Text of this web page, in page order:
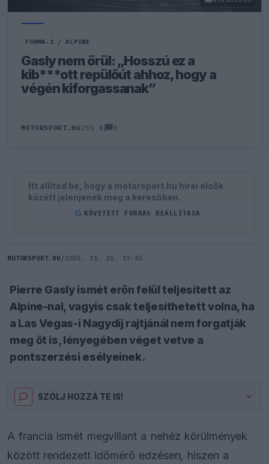
FORMA-1 / ALPINE
Gasly nem örül: „Hosszú ez a
kib***ott repülőút ahhoz, hogy a
végén kiforgassanak”
MOTORSPORT.HU 255 N 0
Itt állítsd be, hogy a motorsport.hu hírei elsők
között jelenjenek meg a keresőben.
G KÖVETETT FORRÁS BEÁLLÍTÁSA
MOTORSPORT.HU / 2025. 11. 25. 17:45
Pierre Gasly ismét erőn felül teljesített az
Alpine-nal, vagyis csak teljesíthetett volna, ha
a Las Vegas-i Nagydíj rajtjánál nem forgatják
meg őt is, lényegében véget vetve a
pontszerzési esélyeinek.
SZÓLJ HOZZÁ TE IS!
A francia ismét megvillant a nehéz körülmények
között rendezett időmérő edzésen, hiszen a